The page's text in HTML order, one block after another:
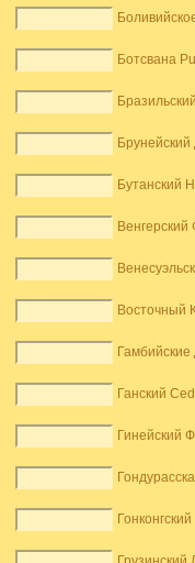
Ботсвана
Бутанский
Восточный
Ганский
Гинейский